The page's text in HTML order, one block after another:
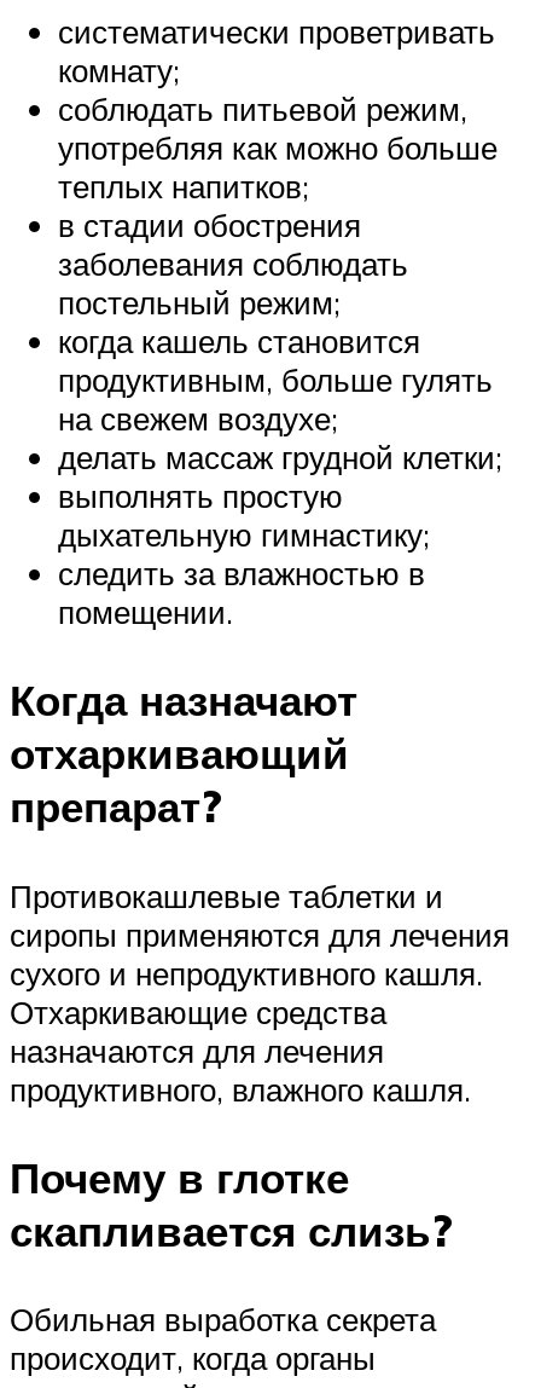
систематически проветривать
комнату;
соблюдать питьевой режим,
употребляя как можно больше
теплых напитков;
в стадии обострения
заболевания соблюдать
постельный режим;
когда кашель становится
продуктивным, больше гулять
на свежем воздухе;
делать массаж грудной клетки;
выполнять простую
дыхательную гимнастику;
следить за влажностью в
помещении.
Когда назначают
отхаркивающий
препарат?
Противокашлевые таблетки и
сиропы применяются для лечения
сухого и непродуктивного кашля.
Отхаркивающие средства
назначаются для лечения
продуктивного, влажного кашля.
Почему в глотке
скапливается слизь?
Обильная выработка секрета
происходит, когда органы